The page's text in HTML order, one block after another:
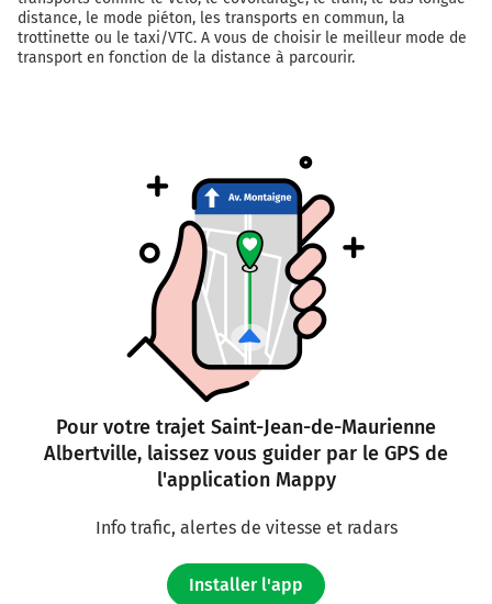
distance, le mode piéton, les transports en commun, la
trottinette ou le taxi/VTC. A vous de choisir le meilleur mode de
transport en fonction de la distance à parcourir.
Pour votre trajet Saint-Jean-de-Maurienne
Albertville, laissez vous guider par le GPS de
l'application Mappy
Info trafic, alertes de vitesse et radars
Installer l'app